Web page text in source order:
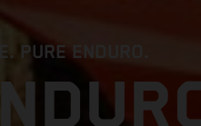
PURE ENDURO.